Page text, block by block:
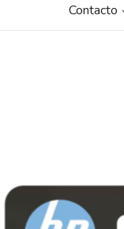
Contacto